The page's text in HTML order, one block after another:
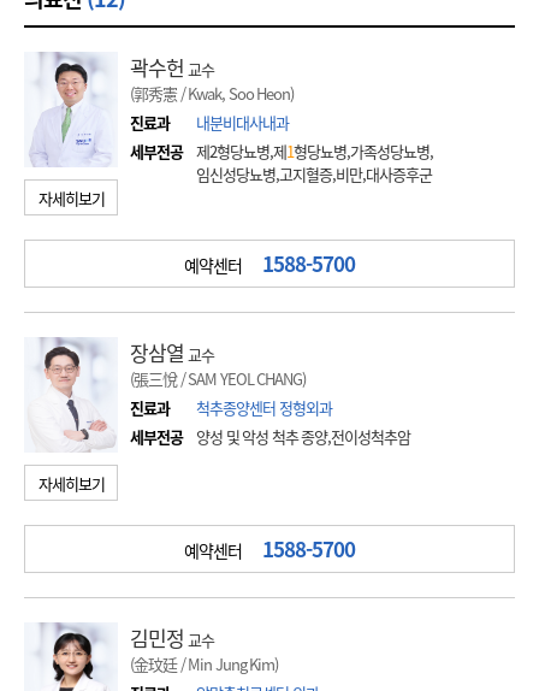
자세히보기
곽수헌 교수
(郭秀憲 / Kwak, Soo Heon)
진료과
내분비대사내과
세부전공 제2형당뇨병,제1형당뇨병,가족성당뇨병,
임신성당뇨병,고지혈증,비만,대사증후군
예약센터 1588-5700
자세히보기
장삼열 교수
(張三悅 / SAM YEOL CHANG)
진료과
척추종양센터 정형외과
세부전공
양성 및 악성 척추 종양,전이성척추암
예약센터 1588-5700
김민정 교수
(金玟廷 / Min Jung Kim)